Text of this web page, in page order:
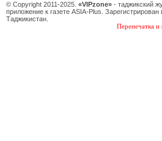
© Copyright 2011-2025. «VIPzone» - таджикский
приложение к газете ASIA-Plus.
Таджикистан.
Перепечатка и